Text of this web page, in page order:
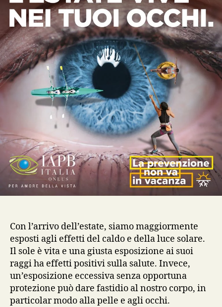
Con l’arrivo dell’estate, siamo maggiormente
esposti agli effetti del caldo e della luce solare.
Il sole è vita e una giusta esposizione ai suoi
raggi ha effetti positivi sulla salute. Invece,
un’esposizione eccessiva senza opportuna
protezione può dare fastidio al nostro corpo, in
particolar modo alla pelle e agli occhi.